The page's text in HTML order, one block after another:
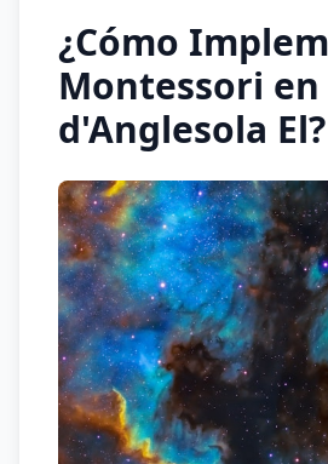
¿Cómo
Montessori en
d'Anglesola El?